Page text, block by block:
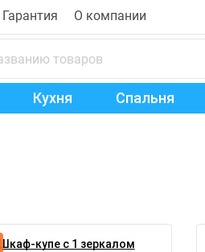
Гарантия О компании
Кухня Спальня
Шкаф-купе с 1 зеркалом